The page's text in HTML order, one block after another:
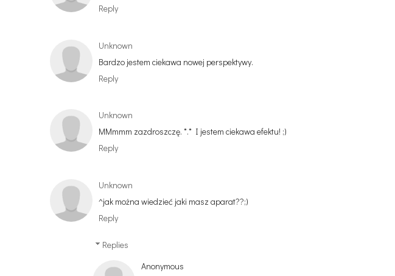
Reply
Unknown
Bardzo jestem ciekawa nowej perspektywy.
Reply
Unknown
MMmmm zazdroszczę. *.* I jestem ciekawa efektu! ;)
Reply
Unknown
^jak można wiedzieć jaki masz aparat??;)
Reply
Replies
Anonymous